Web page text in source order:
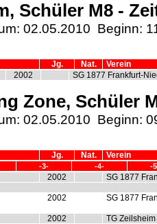
Schüler M8 -
02.05.2010 Beginn:
Jg. Nat.
Verein
2002 SG 1877 Frankfurt-
Zone, Schüler
02.05.2010 Beginn:
Jg. Nat. Verein
-3- -4- -
2002 SG 1877
2002 SG 1877
2002 TG Zeilsheim